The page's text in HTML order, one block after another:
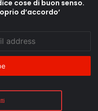
cose di buon senso.
d’accordo’